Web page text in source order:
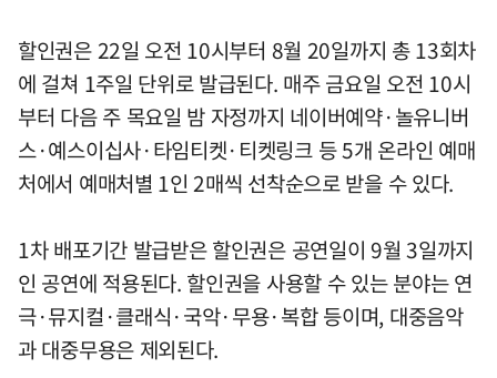
할인권은 22일 오전 10시부터 8월 20일까지 총 13회차
에 걸쳐 1주일 단위로 발급된다. 매주 금요일 오전 10시
부터 다음 주 목요일 밤 자정까지 네이버예약·놀유니버
스·예스이십사·타임티켓·티켓링크 등 5개 온라인 예매
처에서 예매처별 1인 2매씩 선착순으로 받을 수 있다.
1차 배포기간 발급받은 할인권은 공연일이 9월 3일까지
인 공연에 적용된다. 할인권을 사용할 수 있는 분야는 연
극·뮤지컬·클래식·국악·무용·복합 등이며, 대중음악
과 대중무용은 제외된다.